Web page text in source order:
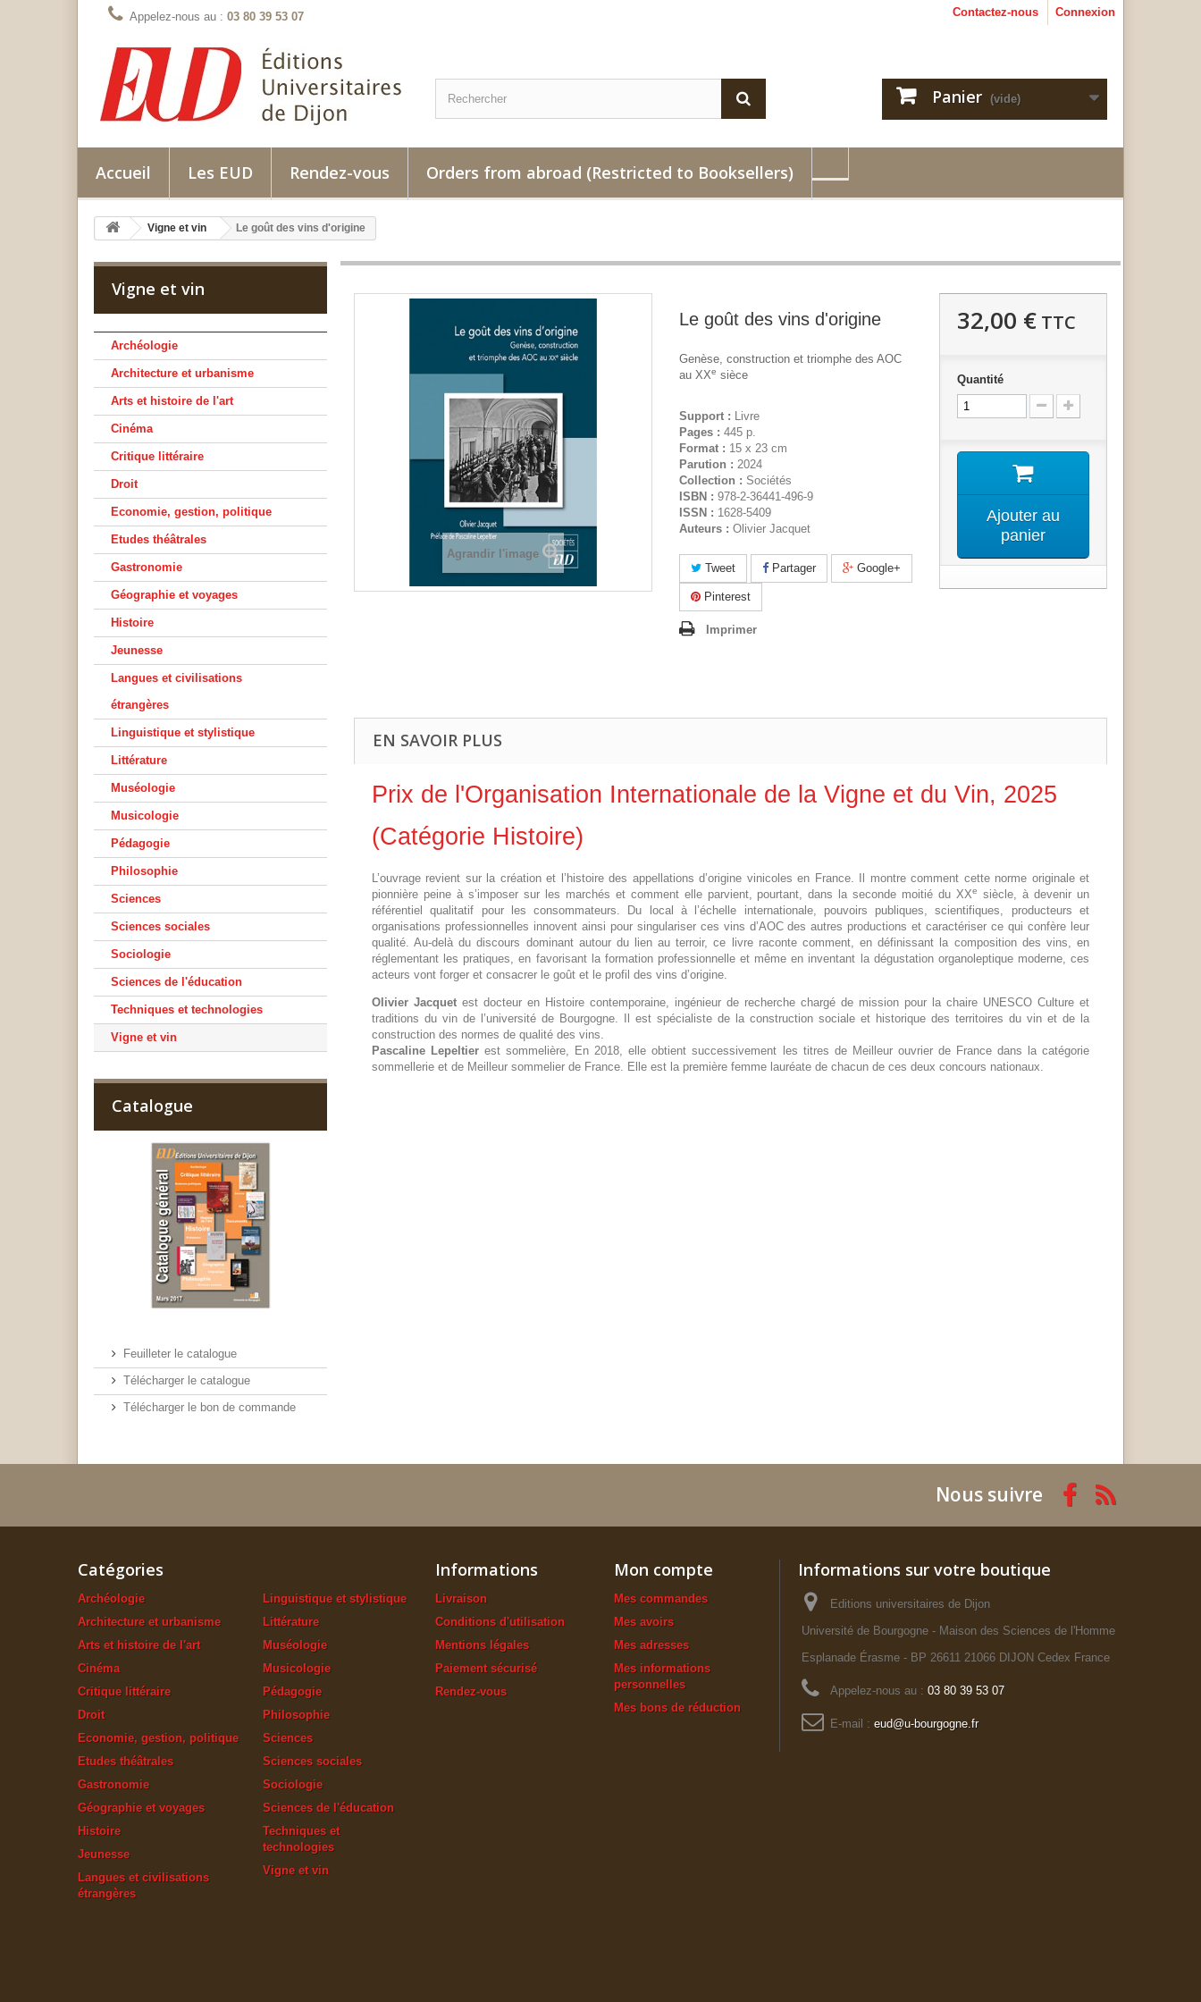
Connexion
Contactez-nous
Appelez-nous au : 03 80 39 53 07
Panier (vide)
Accueil Les EUD Rendez-vous Orders from abroad (Restricted to Booksellers)
Vigne et vin Le goût des vins d'origine
Vigne et vin
Archéologie
Architecture et urbanisme
Arts et histoire de l'art
Cinéma
Critique littéraire
Droit
Economie, gestion, politique
Etudes théâtrales
Gastronomie
Géographie et voyages
Histoire
Jeunesse
Langues et civilisations
étrangères
Linguistique et stylistique
Littérature
Muséologie
Musicologie
Pédagogie
Philosophie
Sciences
Sciences sociales
Sociologie
Sciences de l'éducation
Techniques et technologies
Vigne et vin
Catalogue
Feuilleter le catalogue
Télécharger le catalogue
Télécharger le bon de commande
Agrandir l'image
Le goût des vins d'origine
Genèse, construction et triomphe des AOC
au XXe sièce
Support : Livre
Pages : 445 p.
Format : 15 x 23 cm
Parution : 2024
Collection : Sociétés
ISBN : 978-2-36441-496-9
ISSN : 1628-5409
Auteurs : Olivier Jacquet
Tweet Partager Google+
Pinterest
Imprimer
32,00 €TTC
Quantité
Ajouter au
panier
EN SAVOIR PLUS
Prix de l'Organisation Internationale de la Vigne et du Vin, 2025
(Catégorie Histoire)
L’ouvrage revient sur la création et l’histoire des appellations d’origine vinicoles en France. Il montre comment cette norme originale et
pionnière peine à s’imposer sur les marchés et comment elle parvient, pourtant, dans la seconde moitié du XXe
siècle, à devenir un
référentiel qualitatif pour les consommateurs. Du local à l’échelle internationale, pouvoirs publiques, scientifiques, producteurs et
organisations professionnelles innovent ainsi pour singulariser ces vins d’AOC des autres productions et caractériser ce qui confère leur
qualité. Au-delà du discours dominant autour du lien au terroir, ce livre raconte comment, en définissant la composition des vins, en
réglementant les pratiques, en favorisant la formation professionnelle et même en inventant la dégustation organoleptique moderne, ces
acteurs vont forger et consacrer le goût et le profil des vins d’origine.
Olivier Jacquet est docteur en Histoire contemporaine, ingénieur de recherche chargé de mission pour la chaire UNESCO Culture et
traditions du vin de l’université de Bourgogne. Il est spécialiste de la construction sociale et historique des territoires du vin et de la
construction des normes de qualité des vins.
Pascaline Lepeltier est sommelière, En 2018, elle obtient successivement les titres de Meilleur ouvrier de France dans la catégorie
sommellerie et de Meilleur sommelier de France. Elle est la première femme lauréate de chacun de ces deux concours nationaux.
Nous suivre
Catégories
Archéologie
Architecture et urbanisme
Arts et histoire de l'art
Cinéma
Critique littéraire
Droit
Economie, gestion, politique
Etudes théâtrales
Gastronomie
Géographie et voyages
Histoire
Jeunesse
Langues et civilisations
étrangères
Linguistique et stylistique
Littérature
Muséologie
Musicologie
Pédagogie
Philosophie
Sciences
Sciences sociales
Sociologie
Sciences de l'éducation
Techniques et
technologies
Vigne et vin
Informations
Livraison
Conditions d'utilisation
Mentions légales
Paiement sécurisé
Rendez-vous
Mon compte
Mes commandes
Mes avoirs
Mes adresses
Mes informations
personnelles
Mes bons de réduction
Informations sur votre boutique
Editions universitaires de Dijon
Université de Bourgogne - Maison des Sciences de l'Homme
Esplanade Érasme - BP 26611 21066 DIJON Cedex France
Appelez-nous au : 03 80 39 53 07
E-mail : eud@u-bourgogne.fr